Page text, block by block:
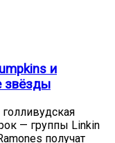
и
звёзды
— группы Linkin
получат